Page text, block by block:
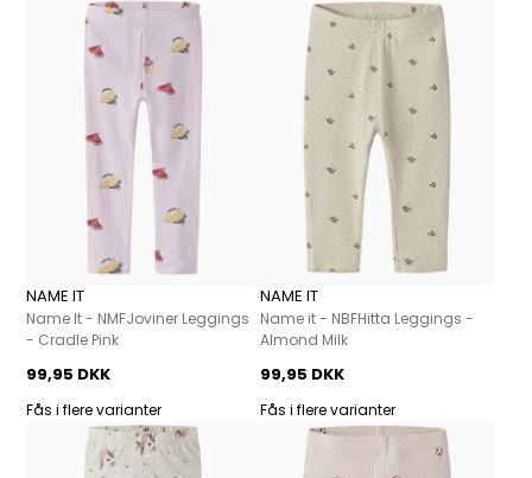
NAME IT
Name It - NMFJoviner Leggings
- Cradle Pink
99,95 DKK
Fås i flere varianter
NAME IT
Name it - NBFHitta Leggings -
Almond Milk
99,95 DKK
Fås i flere varianter